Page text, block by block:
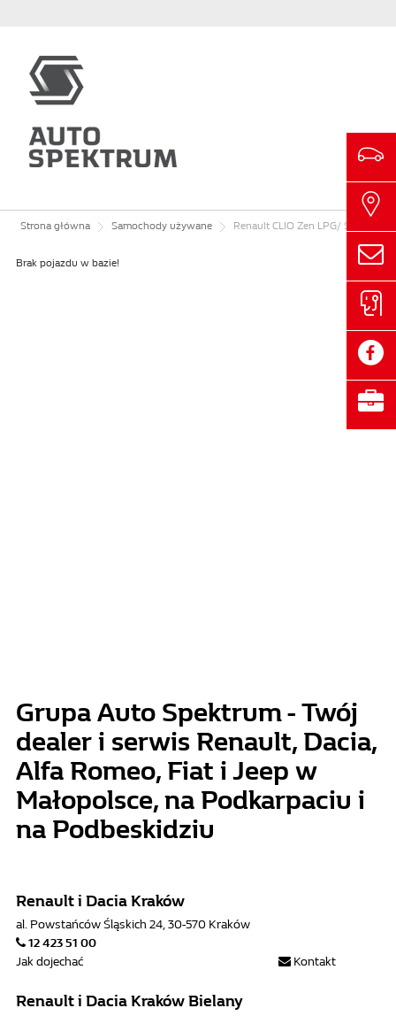
Strona główna Samochody używane Renault CLIO Zen LPG/ Salon Polska, 2020r.
Brak pojazdu w bazie!
Grupa Auto Spektrum - Twój
dealer i serwis Renault, Dacia,
Alfa Romeo, Fiat i Jeep w
Małopolsce, na Podkarpaciu i
na Podbeskidziu
Renault i Dacia Kraków
al. Powstańców Śląskich 24, 30-570 Kraków
12 423 51 00
Kontakt
Jak dojechać
Renault i Dacia Kraków Bielany